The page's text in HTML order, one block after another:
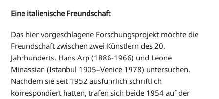
Eine italienische Freundschaft
Das hier vorgeschlagene Forschungsprojekt möchte die
Freundschaft zwischen zwei Künstlern des 20.
Jahrhunderts, Hans Arp (1886-1966) und Leone
Minassian (Istanbul 1905–Venice 1978) untersuchen.
Nachdem sie seit 1952 ausführlich schriftlich
korrespondiert hatten, trafen sich beide 1954 auf der